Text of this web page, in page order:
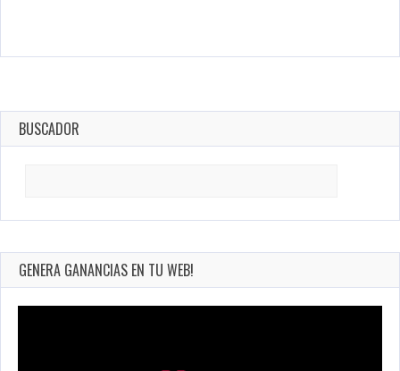
BUSCADOR
GENERA GANANCIAS EN TU WEB!